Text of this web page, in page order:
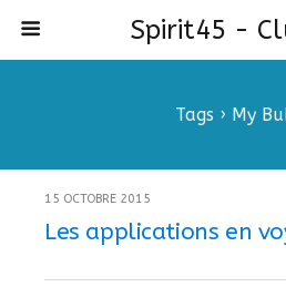
Spirit45 -
Tags › My
15 OCTOBRE 2015
Les applications en